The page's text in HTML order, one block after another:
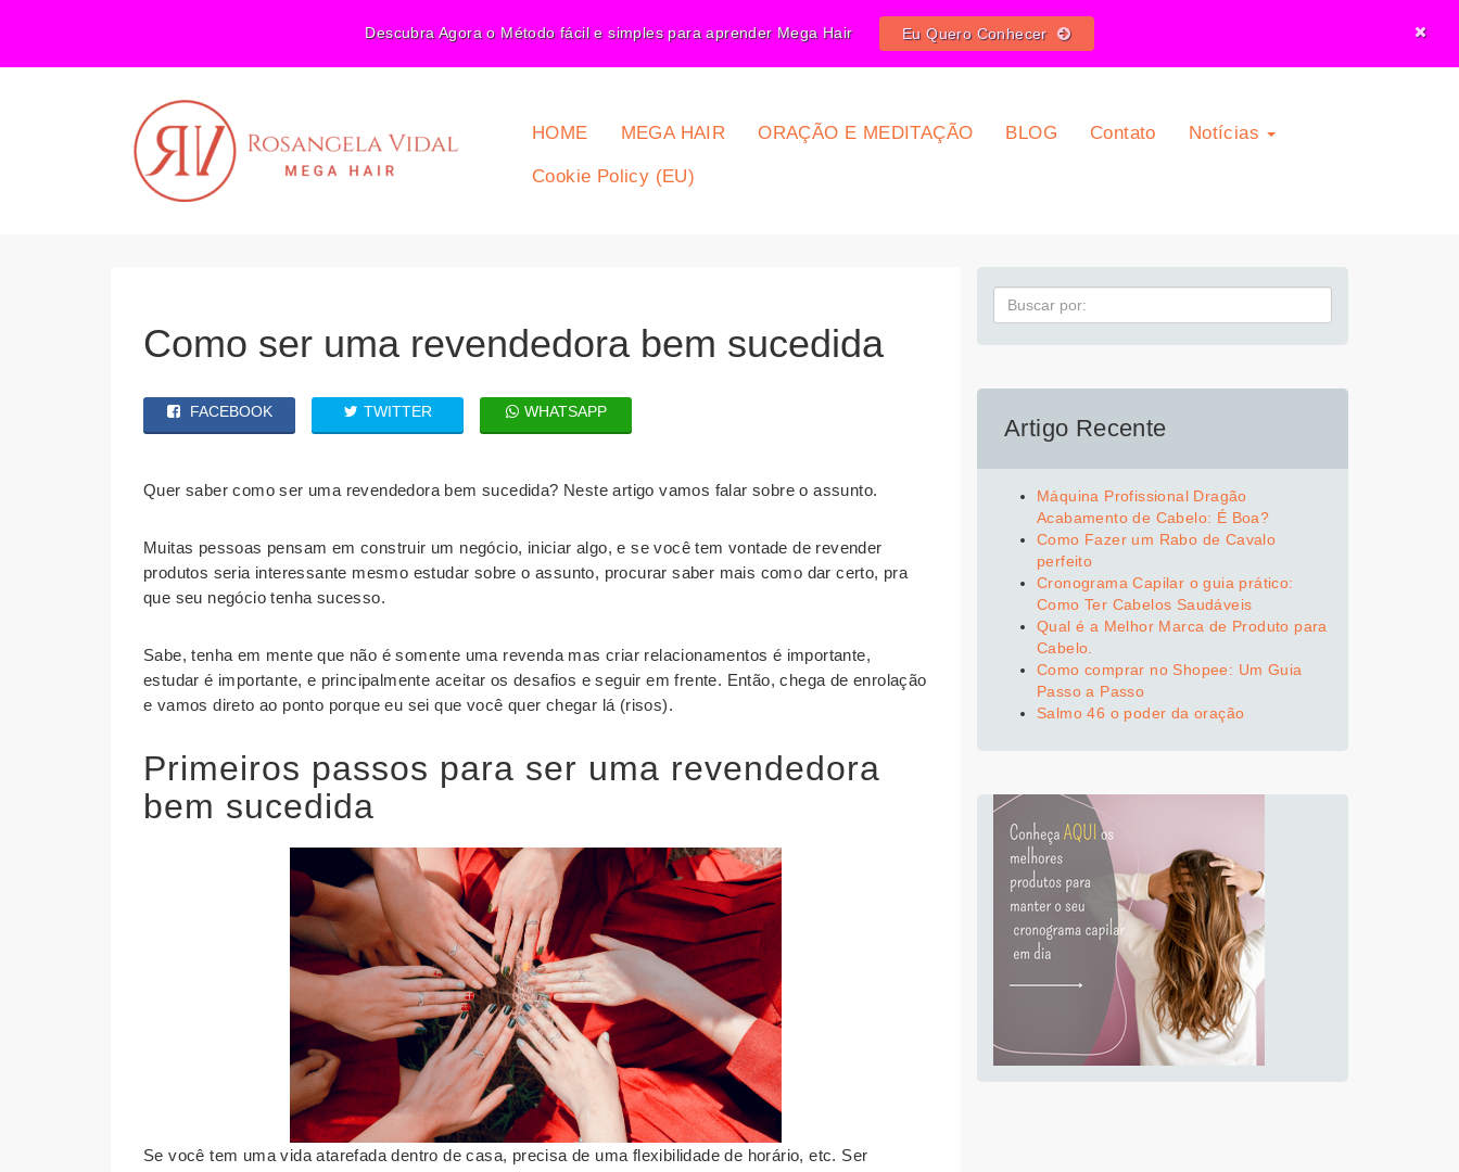
Descubra Agora o Método fácil e simples para aprender Mega Hair Eu Quero Conhecer
HOME MEGA HAIR ORAÇÃO E MEDITAÇÃO BLOG Contato Notícias
Cookie Policy (EU)
Como ser uma revendedora bem sucedida
FACEBOOK TWITTER WHATSAPP
Quer saber como ser uma revendedora bem sucedida? Neste artigo vamos falar sobre o assunto.
Muitas pessoas pensam em construir um negócio, iniciar algo, e se você tem vontade de revender
produtos seria interessante mesmo estudar sobre o assunto, procurar saber mais como dar certo, pra
que seu negócio tenha sucesso.
Sabe, tenha em mente que não é somente uma revenda mas criar relacionamentos é importante,
estudar é importante, e principalmente aceitar os desafios e seguir em frente. Então, chega de enrolação
e vamos direto ao ponto porque eu sei que você quer chegar lá (risos).
Primeiros passos para ser uma revendedora
bem sucedida
Se você tem uma vida atarefada dentro de casa, precisa de uma flexibilidade de horário, etc. Ser
Pesquisa
Artigo Recente
Máquina Profissional Dragão
Acabamento de Cabelo: É Boa?
Como Fazer um Rabo de Cavalo
perfeito
Cronograma Capilar o guia prático:
Como Ter Cabelos Saudáveis
Qual é a Melhor Marca de Produto para
Cabelo.
Como comprar no Shopee: Um Guia
Passo a Passo
Salmo 46 o poder da oração